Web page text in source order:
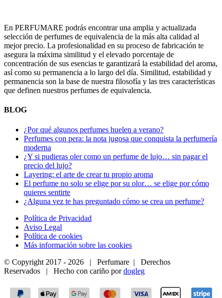
En PERFUMARE podrás encontrar una amplia y actualizada
selección de perfumes de equivalencia de la más alta calidad al
mejor precio. La profesionalidad en su proceso de fabricación te
asegura la máxima similitud y el elevado porcentaje de
concentración de sus esencias te garantizará la estabilidad del aroma,
así como su permanencia a lo largo del día. Similitud, estabilidad y
permanencia son la base de nuestra filosofía y las tres características
que definen nuestros perfumes de equivalencia.
BLOG
¿Por qué algunos perfumes huelen a verano?
Perfumes con pera: la nota jugosa que conquista la perfumería
moderna
¿Y si pudieras oler como un perfume de lujo… sin pagar el
precio del lujo?
Layering: el arte de crear tu propio aroma
El perfume no solo se elige por su olor… se elige por cómo
quieres sentirte
¿Alguna vez te has preguntado cómo se crea un perfume?
Política de Privacidad
Aviso Legal
Política de cookies
Más información sobre las cookies
© Copyright 2017 - 2026 | Perfumare | Derechos
Reservados | Hecho con cariño pordogleg